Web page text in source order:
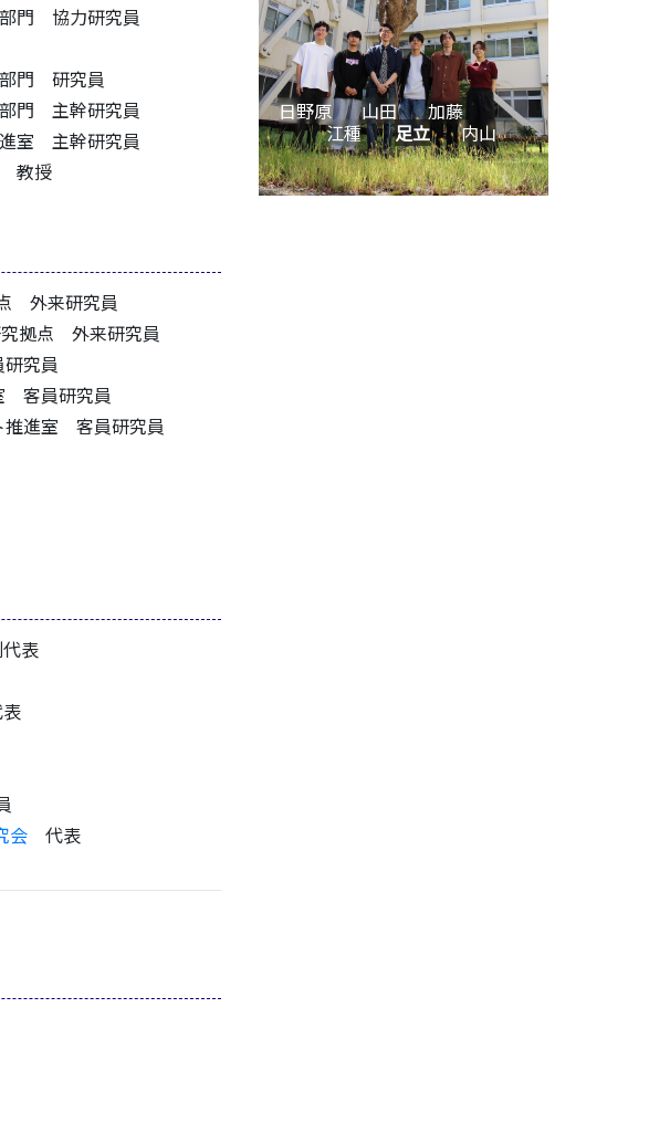
日野原
江種
山田
足立
加藤
内山
部門 協力研究員
部門 研究員
部門 主幹研究員
進室 主幹研究員
教授
点 外来研究員
究拠点 外来研究員
研究員
客員研究員
推進室 客員研究員
代表
表
会 代表